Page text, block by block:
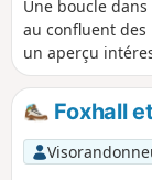
différentes sur le
Une boucle
au confluent
un aperçu
Felixstowe et
Stour and
une grande
des terres via
boucle.
Foxhall